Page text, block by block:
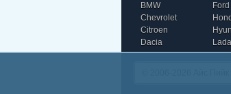
BMW
Chevrolet
Citroen
Dacia
Ford
Lada